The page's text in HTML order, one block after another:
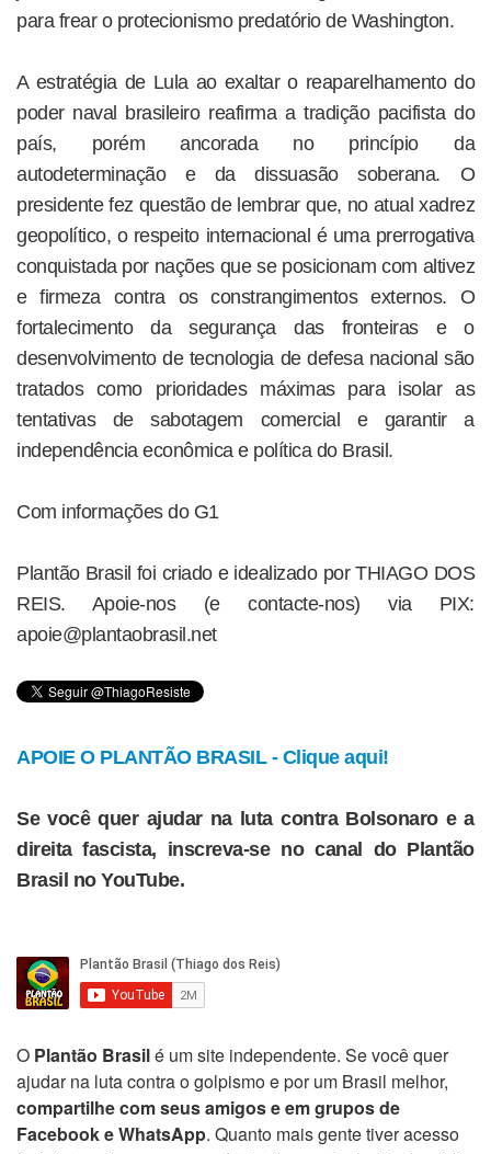
para frear o protecionismo predatório de Washington.
A estratégia de Lula ao exaltar o reaparelhamento do
poder naval brasileiro reafirma a tradição pacifista do
país, porém ancorada no princípio da
autodeterminação e da dissuasão soberana. O
presidente fez questão de lembrar que, no atual xadrez
geopolítico, o respeito internacional é uma prerrogativa
conquistada por nações que se posicionam com altivez
e firmeza contra os constrangimentos externos. O
fortalecimento da segurança das fronteiras e o
desenvolvimento de tecnologia de defesa nacional são
tratados como prioridades máximas para isolar as
tentativas de sabotagem comercial e garantir a
independência econômica e política do Brasil.
Com informações do G1
Plantão Brasil foi criado e idealizado por THIAGO DOS
REIS. Apoie-nos (e contacte-nos) via PIX:
apoie@plantaobrasil.net
APOIE O PLANTÃO BRASIL - Clique aqui!
Se você quer ajudar na luta contra Bolsonaro e a
direita fascista, inscreva-se no canal do Plantão
Brasil no YouTube.
O Plantão Brasilé um site independente. Se você quer
ajudar na luta contra o golpismo e por um Brasil melhor,
compartilhe com seus amigos e em grupos de
Facebook e WhatsApp. Quanto mais gente tiver acesso